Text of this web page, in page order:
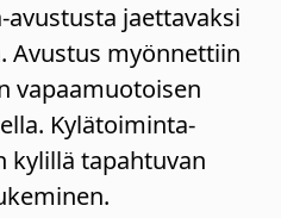
jaettavaksi
Avustus myönnettiin
vapaamuotoisen
Kylätoiminta-
kylillä tapahtuvan